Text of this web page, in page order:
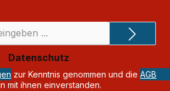
Mail-
Adresse
*
Datenschutz
zur Kenntnis genommen und die AGB
mit ihnen einverstanden.